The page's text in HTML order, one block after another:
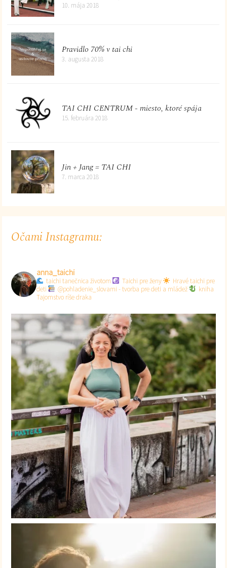
10. mája 2018
Pravidlo 70% v tai chi
3. augusta 2018
TAI CHI CENTRUM - miesto, ktoré spája
15. februára 2018
Jin + Jang = TAI CHI
7. marca 2018
Očami Instagramu:
anna_taichi
taichi tanečnica životom Taichi pre ženy
Hravé taichi pre
deti
@pohladenie_slovami - tvorba pre deti a mládež
kniha
Tajomstvo ríše draka